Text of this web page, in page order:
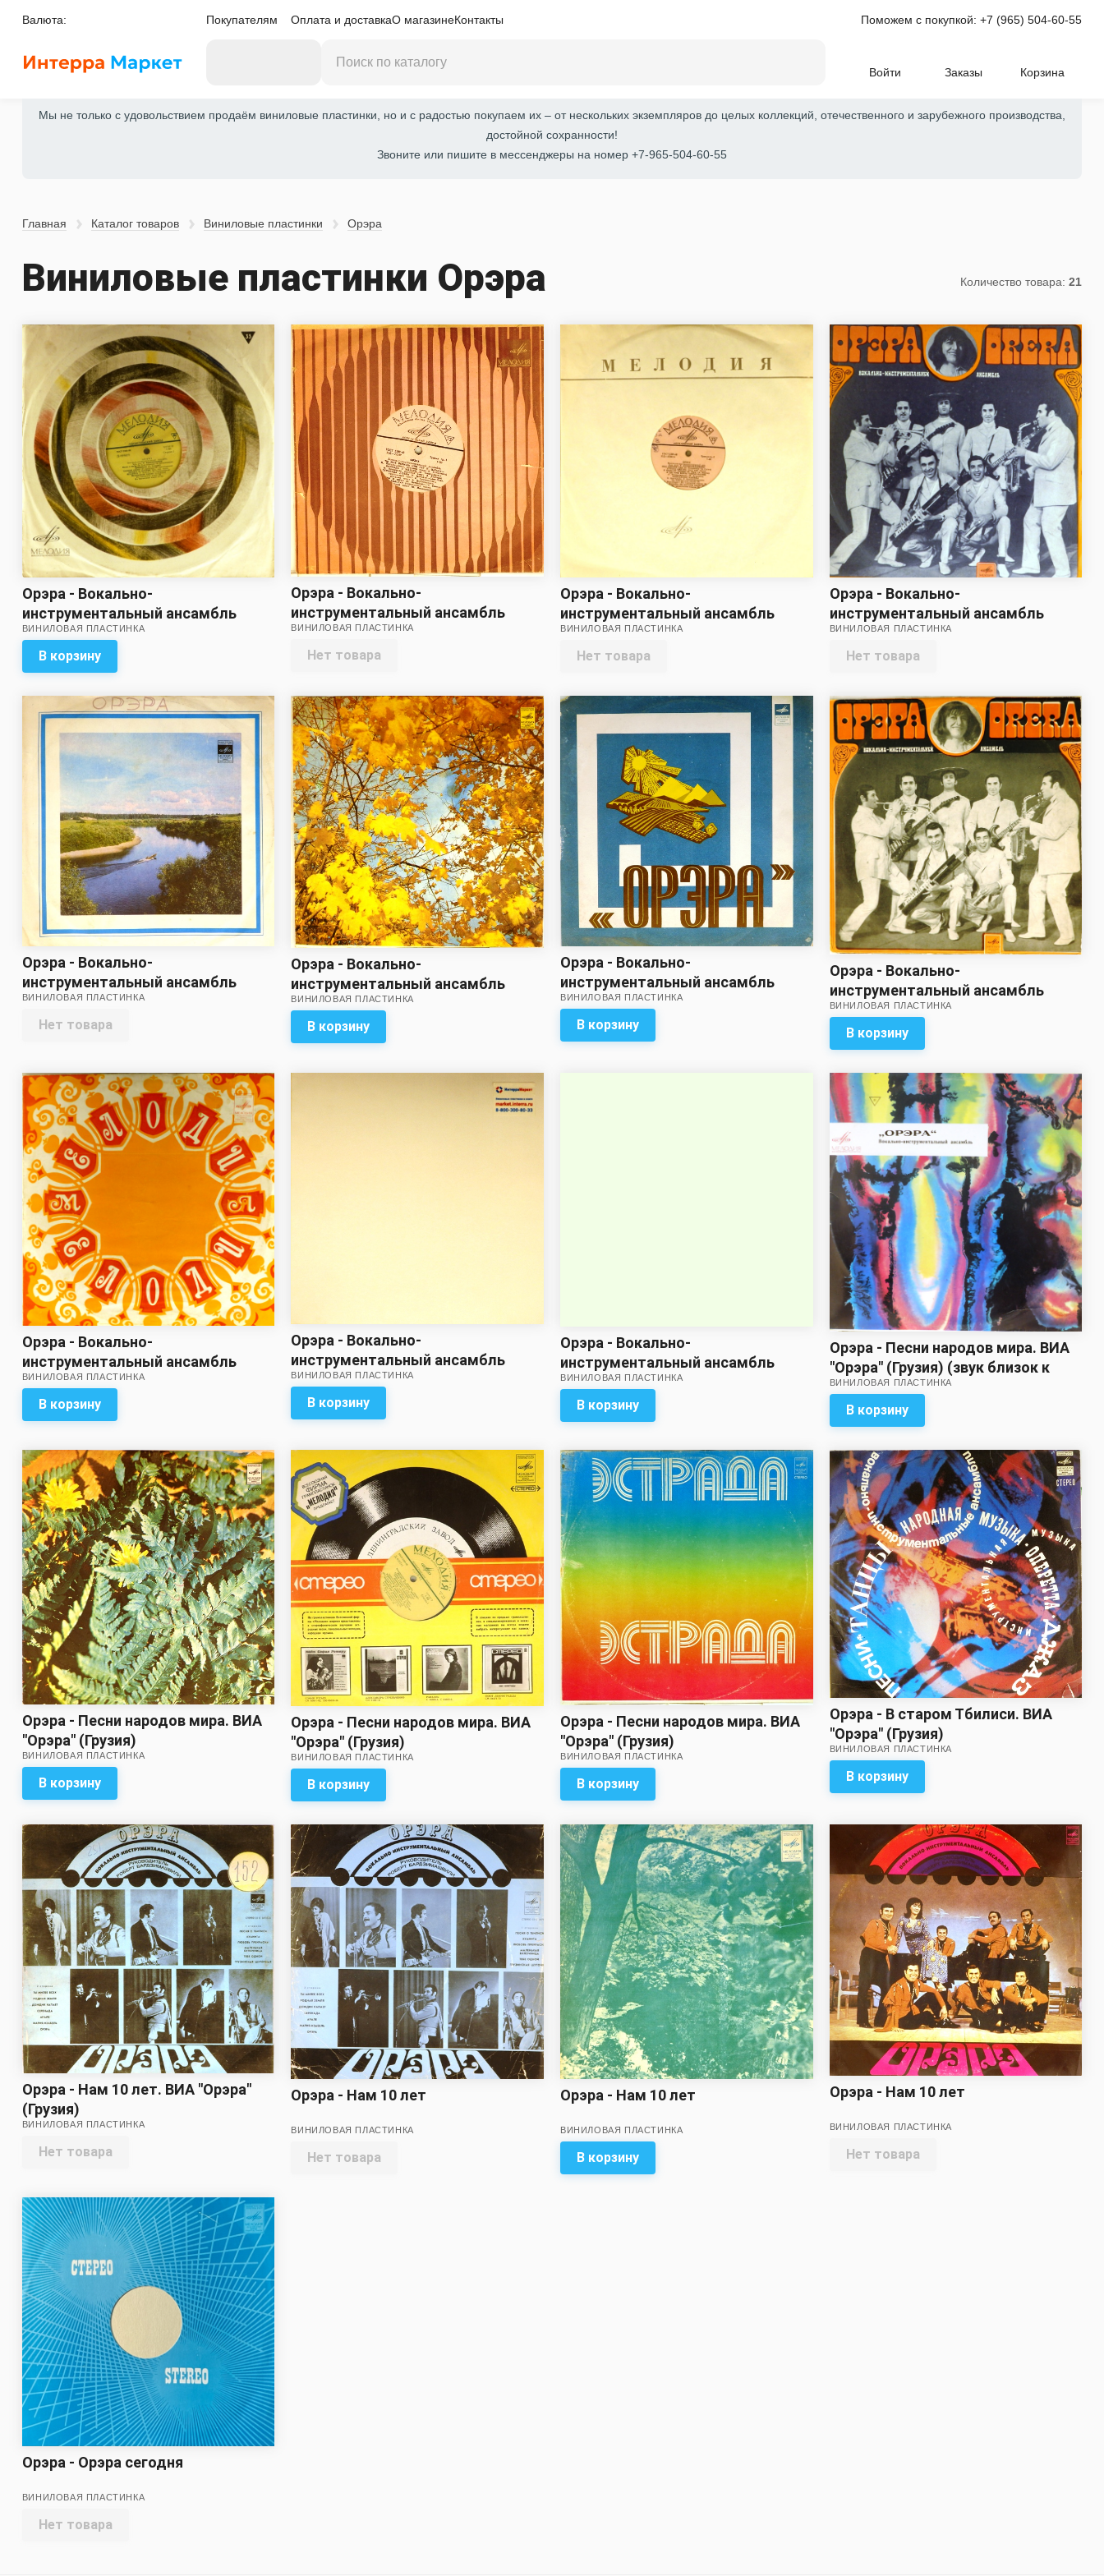
Валюта: Покупателям Оплата и доставкаО магазинеКонтакты Поможем с покупкой:+7 (965) 504-60-55
Войти Заказы Корзина
Мы не только с удовольствием продаём виниловые пластинки, но и с радостью покупаем их – от нескольких экземпляров до целых коллекций, отечественного и зарубежного производства,
достойной сохранности!
Звоните или пишите в мессенджеры на номер +7-965-504-60-55
Главная Каталог товаров Виниловые пластинки Орэра
Виниловые пластинки Орэра Количество товара:21
Орэра - Вокально-
инструментальный ансамбль
Орэра (пластинка на четыре с
минусом!)
ВИНИЛОВАЯ ПЛАСТИНКА
В корзину
Орэра - Вокально-
инструментальный ансамбль
Орэра
ВИНИЛОВАЯ ПЛАСТИНКА
Нет товара
Орэра - Вокально-
инструментальный ансамбль
Орэра
ВИНИЛОВАЯ ПЛАСТИНКА
Нет товара
Орэра - Вокально-
инструментальный ансамбль
Орэра (звук - четыре с минусом)
ВИНИЛОВАЯ ПЛАСТИНКА
Нет товара
Орэра - Вокально-
инструментальный ансамбль
Орэра (Жёлтый винил)
ВИНИЛОВАЯ ПЛАСТИНКА
Нет товара
Орэра - Вокально-
инструментальный ансамбль
Орэра
ВИНИЛОВАЯ ПЛАСТИНКА
В корзину
Орэра - Вокально-
инструментальный ансамбль
Орэра
ВИНИЛОВАЯ ПЛАСТИНКА
В корзину
Орэра - Вокально-
инструментальный ансамбль
Орэра
ВИНИЛОВАЯ ПЛАСТИНКА
В корзину
Орэра - Вокально-
инструментальный ансамбль
Орэра *
ВИНИЛОВАЯ ПЛАСТИНКА
В корзину
Орэра - Вокально-
инструментальный ансамбль
Орэра
ВИНИЛОВАЯ ПЛАСТИНКА
В корзину
Орэра - Вокально-
инструментальный ансамбль
Орэра (звук приближен к
хорошему!)
ВИНИЛОВАЯ ПЛАСТИНКА
В корзину
Орэра - Песни народов мира. ВИА
"Орэра" (Грузия) (звук близок к
удовлетворительному)
ВИНИЛОВАЯ ПЛАСТИНКА
В корзину
Орэра - Песни народов мира. ВИА
"Орэра" (Грузия)
ВИНИЛОВАЯ ПЛАСТИНКА
В корзину
Орэра - Песни народов мира. ВИА
"Орэра" (Грузия)
ВИНИЛОВАЯ ПЛАСТИНКА
В корзину
Орэра - Песни народов мира. ВИА
"Орэра" (Грузия)
ВИНИЛОВАЯ ПЛАСТИНКА
В корзину
Орэра - В старом Тбилиси. ВИА
"Орэра" (Грузия)
ВИНИЛОВАЯ ПЛАСТИНКА
В корзину
Орэра - Нам 10 лет. ВИА "Орэра"
(Грузия)
ВИНИЛОВАЯ ПЛАСТИНКА
Нет товара
Орэра - Нам 10 лет
ВИНИЛОВАЯ ПЛАСТИНКА
Нет товара
Орэра - Нам 10 лет
ВИНИЛОВАЯ ПЛАСТИНКА
В корзину
Орэра - Нам 10 лет
ВИНИЛОВАЯ ПЛАСТИНКА
Нет товара
Орэра - Орэра сегодня
ВИНИЛОВАЯ ПЛАСТИНКА
Нет товара